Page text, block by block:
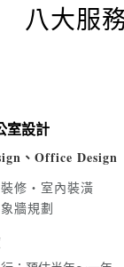
八大服
室設計
、Office Design
修・室內裝潢
牆規劃